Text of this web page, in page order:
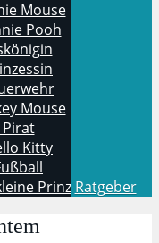
Mouse
Pooh
Mouse
Kitty
Prinz Ratgeber